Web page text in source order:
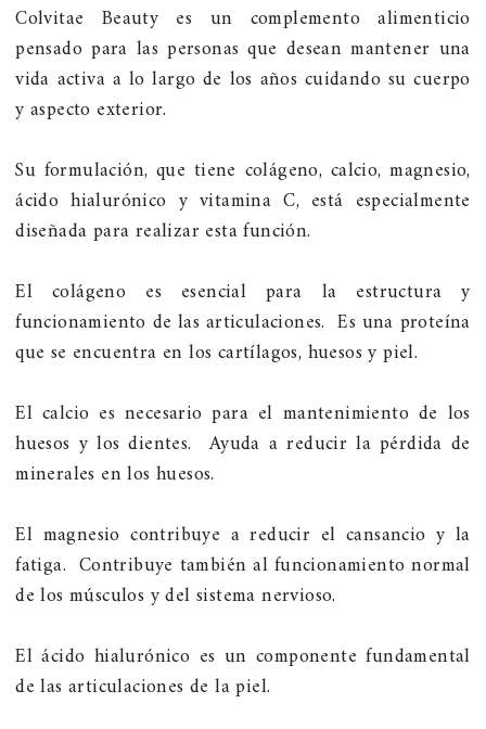
Colvitae Beauty es un complemento alimenticio
pensado para las personas que desean mantener una
vida activa a lo largo de los años cuidando su cuerpo
y aspecto exterior.
Su formulación, que tiene colágeno, calcio, magnesio,
ácido hialurónico y vitamina C, está especialmente
diseñada para realizar esta función.
El colágeno es esencial para la estructura y
funcionamiento de las articulaciones. Es una proteína
que se encuentra en los cartílagos, huesos y piel.
El calcio es necesario para el mantenimiento de los
huesos y los dientes. Ayuda a reducir la pérdida de
minerales en los huesos.
El magnesio contribuye a reducir el cansancio y la
fatiga. Contribuye también al funcionamiento normal
de los músculos y del sistema nervioso.
El ácido hialurónico es un componente fundamental
de las articulaciones de la piel.